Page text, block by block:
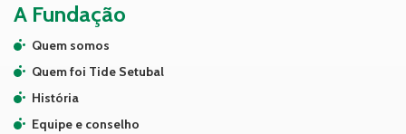
A Fundação
Quem somos
Quem foi Tide Setubal
História
Equipe e conselho